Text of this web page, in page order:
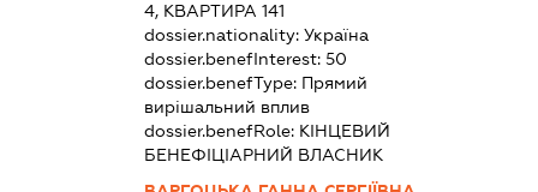
4, КВАРТИРА 141
dossier.nationality:Україна
dossier.benefInterest:50
dossier.benefType: Прямий
вирішальний вплив
dossier.benefRole: КІНЦЕВИЙ
БЕНЕФІЦІАРНИЙ ВЛАСНИК